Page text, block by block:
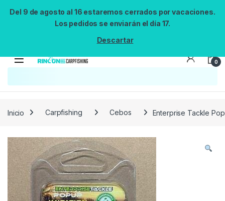
Del 9 de agosto al 16 estaremos cerrados por vacaciones.
Los pedidos se enviarán el día 17.
Descartar
0
No se pudo cargar el widget de búsqueda.
Inténtalo de nuevo.
Reintentar